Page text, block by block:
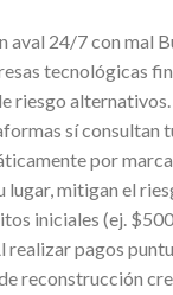
aval 24/7 con mal
tecnológicas
riesgo
sí consultan
por
lugar, mitigan el
iniciales (ej.
realizar pagos
reconstrucción